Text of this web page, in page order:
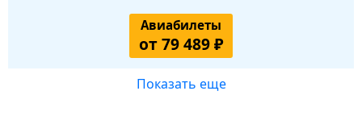
Авиабилеты
от 79 489 ₽
Показать еще